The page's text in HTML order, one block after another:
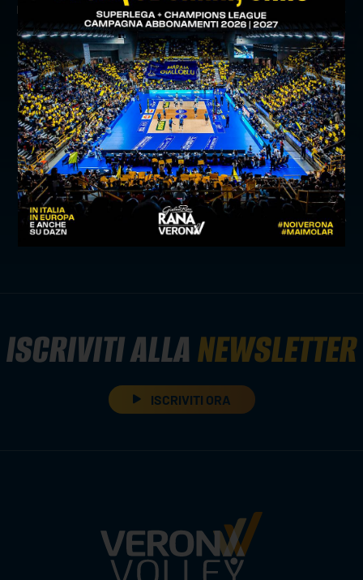
nel tempo in un reciproco spirito “More to come”,
aprendo la strada a nuove opportunità volte a
supportare il movimento pallavolistico unendo
intrattenimento, passione e scoperta.
precedente:torna la al risparmio noi verona cup per la
stagione 2025/2026
successivo:cadis 1898 diventa jersey sponsor di verona
volley
news prima squadra
ISCRIVITI ALLANEWSLETTER
ISCRIVITI ORA